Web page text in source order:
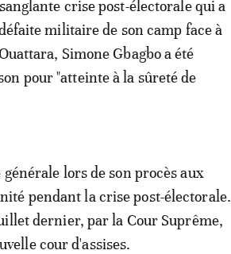
crise post-électorale qui a
militaire de son camp face à
Simone Gbagbo a été
pour "atteinte à la sûreté de
lors de son procès aux
pendant la crise post-électorale.
dernier, par la Cour Suprême,
cour d'assises.